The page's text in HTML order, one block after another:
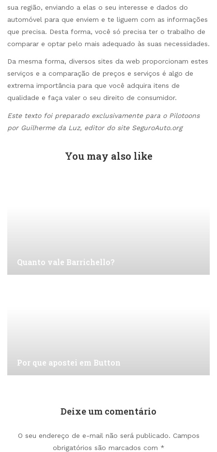
sua região, enviando a elas o seu interesse e dados do
automóvel para que enviem e te liguem com as informações
que precisa. Desta forma, você só precisa ter o trabalho de
comparar e optar pelo mais adequado às suas necessidades.
Da mesma forma, diversos sites da web proporcionam estes
serviços e a comparação de preços e serviços é algo de
extrema importância para que você adquira itens de
qualidade e faça valer o seu direito de consumidor.
Este texto foi preparado exclusivamente para o Pilotoons
por Guilherme da Luz, editor do site SeguroAuto.org
You may also like
Quanto vale Barrichello?
Por que apostei em Button
Deixe um comentário
O seu endereço de e-mail não será publicado. Campos
obrigatórios são marcados com *